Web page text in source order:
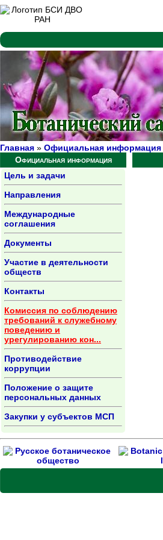
Главная » Официальная информация
Официальная информация
Цель и задачи
Направления
Международные
соглашения
Документы
Участие в деятельности
обществ
Контакты
Комиссия по соблюдению
требований к служебному
поведению и
урегулированию кон...
Противодействие
коррупции
Положение о защите
персональных данных
Закупки у субъектов МСП